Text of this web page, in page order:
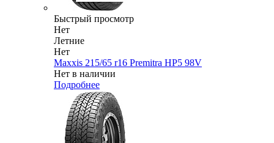
Быстрый просмотр
Нет
Летние
Нет
Maxxis 215/65 r16 Premitra HP5 98V
Нет в наличии
Подробнее